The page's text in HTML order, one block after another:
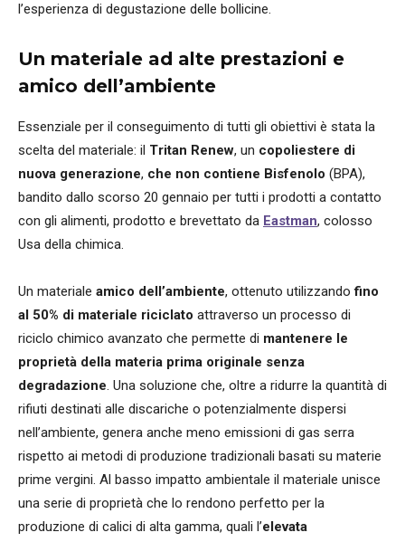
l’esperienza di degustazione delle bollicine.
Un materiale ad alte prestazioni e
amico dell’ambiente
Essenziale per il conseguimento di tutti gli obiettivi è stata la
scelta del materiale: il Tritan Renew, un copoliestere di
nuova generazione, che non contiene Bisfenolo (BPA),
bandito dallo scorso 20 gennaio per tutti i prodotti a contatto
con gli alimenti, prodotto e brevettato da Eastman, colosso
Usa della chimica.
Un materiale amico dell’ambiente, ottenuto utilizzandofino
al 50% di materiale riciclato attraverso un processo di
riciclo chimico avanzato che permette di mantenere le
proprietà della materia prima originale senza
degradazione. Una soluzione che, oltre a ridurre la quantità di
rifiuti destinati alle discariche o potenzialmente dispersi
nell’ambiente, genera anche meno emissioni di gas serra
rispetto ai metodi di produzione tradizionali basati su materie
prime vergini. Al basso impatto ambientale il materiale unisce
una serie di proprietà che lo rendono perfetto per la
produzione di calici di alta gamma, quali l’elevata